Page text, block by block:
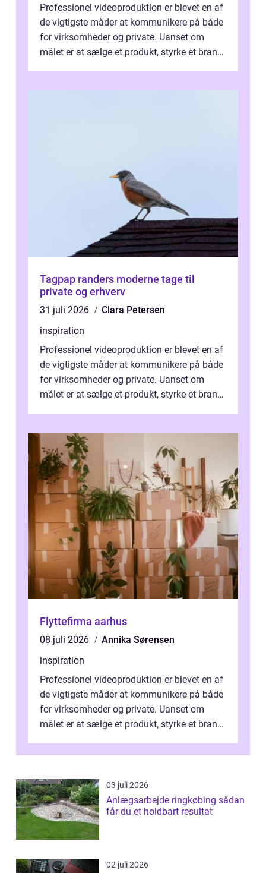
Professionel videoproduktion er blevet en af
de vigtigste måder at kommunikere på både
for virksomheder og private. Uanset om
målet er at sælge et produkt, styrke et brand,
Tagpap randers moderne tage til
private og erhverv
31 juli 2026
Clara Petersen
inspiration
Professionel videoproduktion er blevet en af
de vigtigste måder at kommunikere på både
for virksomheder og private. Uanset om
målet er at sælge et produkt, styrke et brand,
Flyttefirma aarhus
08 juli 2026
Annika Sørensen
inspiration
Professionel videoproduktion er blevet en af
de vigtigste måder at kommunikere på både
for virksomheder og private. Uanset om
målet er at sælge et produkt, styrke et brand,
03 juli 2026
Anlægsarbejde ringkøbing sådan
får du et holdbart resultat
02 juli 2026